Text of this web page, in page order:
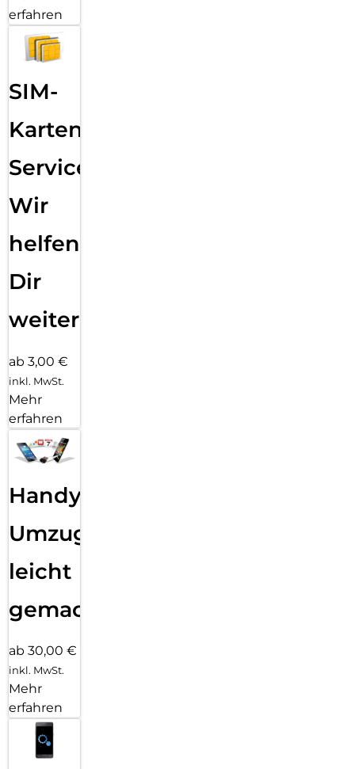
erfahren
SIM-
Karten
Service:
Wir
helfen
Dir
weiter
ab 3,00 €
inkl. MwSt.
Mehr
erfahren
Handy
Umzug
leicht
gemacht!
ab 30,00 €
inkl. MwSt.
Mehr
erfahren